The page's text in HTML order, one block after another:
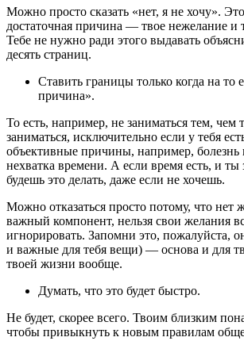
Можно просто сказать «нет, я не хочу».
достаточная причина ― твое нежелание и
Тебе не нужно ради этого выдавать
десять страниц.
Ставить границы только когда на то
причина».
То есть, например, не заниматься тем, чем
заниматься, исключительно если у тебя
объективные причины, например, болезнь
нехватка времени. А если время есть, и
будешь это делать, даже если не хочешь.
Можно отказаться просто потому, что нет
важный компонент, нельзя свои желания
игнорировать. Запомни это, пожалуйста,
и важные для тебя вещи) ― основа и для
твоей жизни вообще.
Думать, что это будет быстро.
Не будет, скорее всего. Твоим близким
чтобы привыкнуть к новым правилам